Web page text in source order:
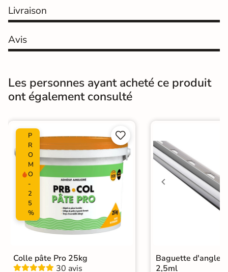
Résistance à
Gr4 - Très résistant
Masse colorée Non
Motif unique
Bords Non-rectifié
Finition Mate
Surface
Résistant au Gel Oui
Pièce humides Oui
Plancher
Chauffant
Oui
Livraison
Avis
Les personnes ayant acheté ce produit
ont également consulté
P
R
O
M
O
-
2
5
%


Colle pâte Pro 25kg
30 avis
Baguette d'angle
2,5ml